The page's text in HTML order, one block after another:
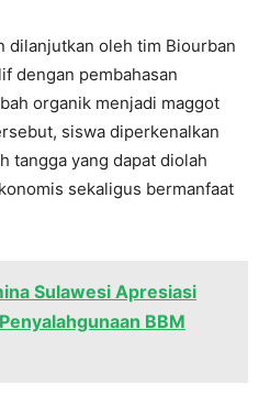
dilanjutkan oleh tim Biourban
dengan pembahasan
organik menjadi maggot
siswa diperkenalkan
tangga yang dapat diolah
sekaligus bermanfaat
Sulawesi Apresiasi
BBM